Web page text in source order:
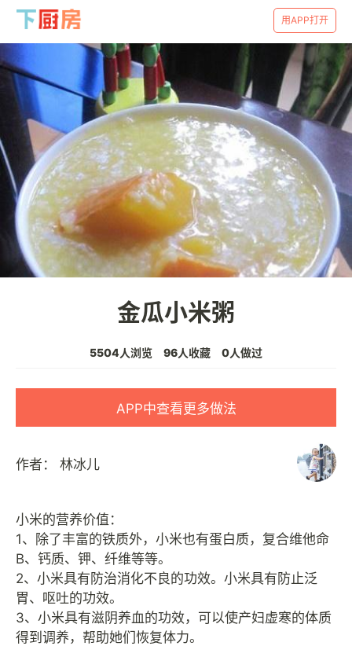
用APP打开
金瓜小米粥
5504人浏览 96人收藏 0人做过
APP中查看更多做法
作者： 林冰儿
小米的营养价值：
1、除了丰富的铁质外，小米也有蛋白质，复合维他命
B、钙质、钾、纤维等等。
2、小米具有防治消化不良的功效。小米具有防止泛
胃、呕吐的功效。
3、小米具有滋阴养血的功效，可以使产妇虚寒的体质
得到调养，帮助她们恢复体力。